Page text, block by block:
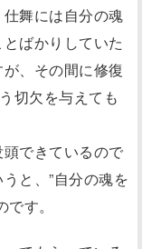
舞には自分の魂
ばかりしていた
、その間に修復
切欠を与えても
できているので
と、”自分の魂を
す。